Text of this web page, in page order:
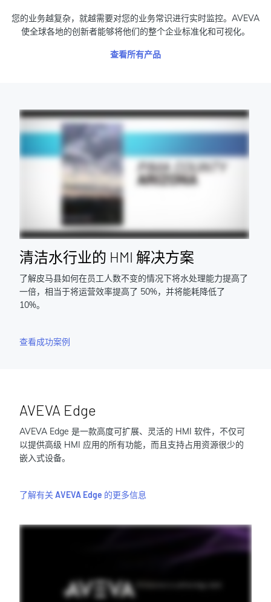
您的业务越复杂，就越需要对您的业务常识进行实时监控。AVEVA
使全球各地的创新者能够将他们的整个企业标准化和可视化。
查看所有产品
清洁水行业的 HMI 解决方案
了解皮马县如何在员工人数不变的情况下将水处理能力提高了
一倍，相当于将运营效率提高了 50%，并将能耗降低了
10%。
查看成功案例
AVEVA Edge
AVEVA Edge 是一款高度可扩展、灵活的 HMI 软件，不仅可
以提供高级 HMI 应用的所有功能，而且支持占用资源很少的
嵌入式设备。
了解有关 AVEVA Edge 的更多信息